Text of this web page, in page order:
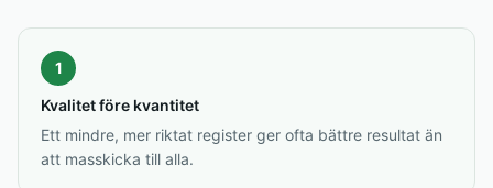
1
Kvalitet före kvantitet
Ett mindre, mer riktat register ger ofta bättre resultat än
att masskicka till alla.